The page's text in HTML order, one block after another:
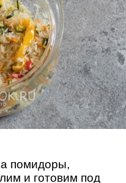
помидоры,
и готовим под